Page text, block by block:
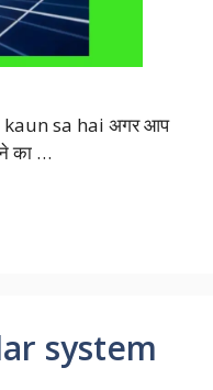
sa hai अगर आप
का …
system